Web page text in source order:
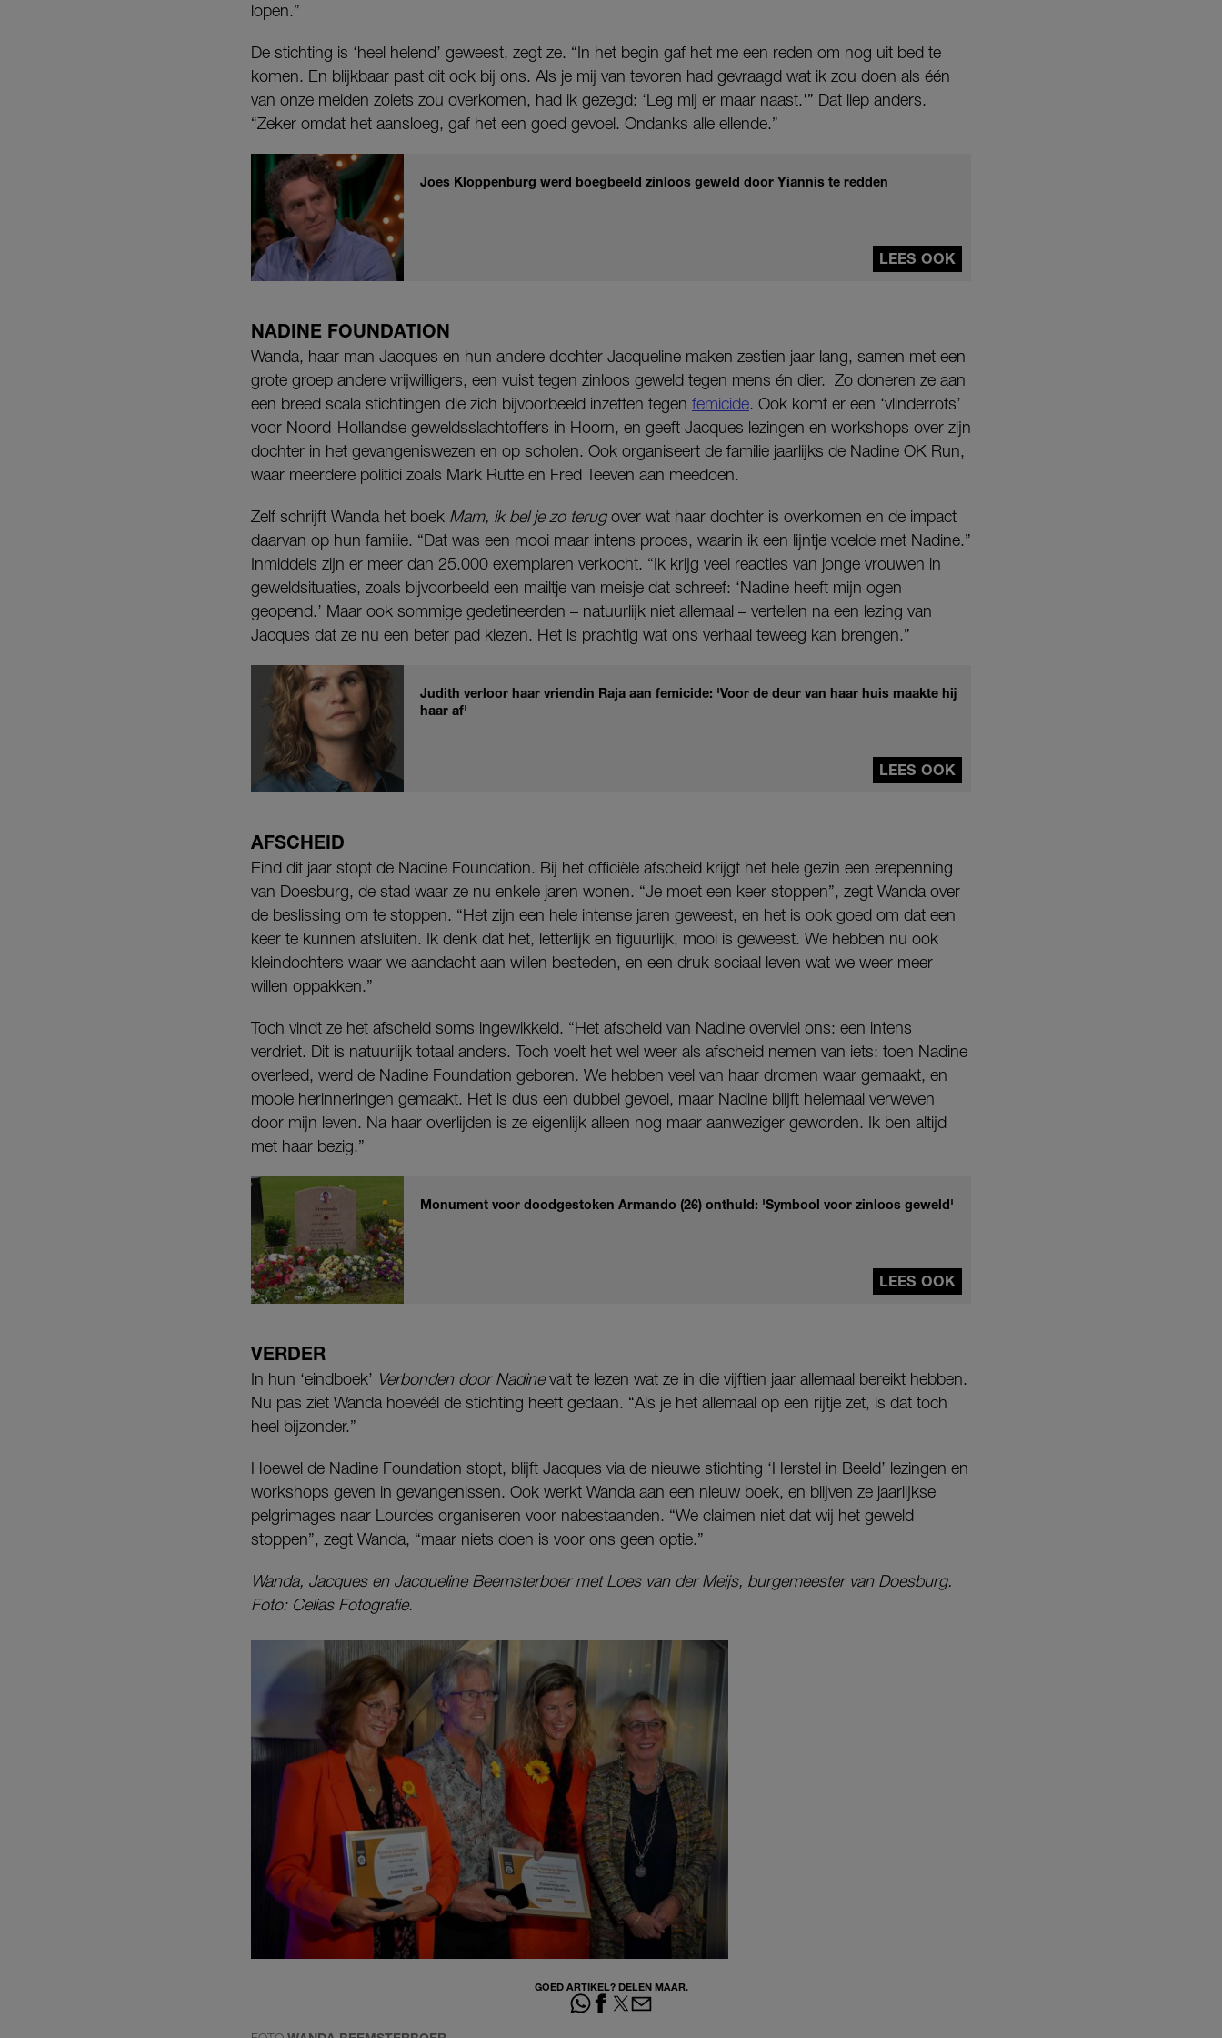
lopen.”
De stichting is ‘heel helend’ geweest, zegt ze. “In het begin gaf het me een reden om nog uit bed te
komen. En blijkbaar past dit ook bij ons. Als je mij van tevoren had gevraagd wat ik zou doen als één
van onze meiden zoiets zou overkomen, had ik gezegd: ‘Leg mij er maar naast.'” Dat liep anders.
“Zeker omdat het aansloeg, gaf het een goed gevoel. Ondanks alle ellende.”
Joes Kloppenburg werd boegbeeld zinloos geweld door Yiannis te redden
LEES OOK
NADINE FOUNDATION
Wanda, haar man Jacques en hun andere dochter Jacqueline maken zestien jaar lang, samen met een
grote groep andere vrijwilligers, een vuist tegen zinloos geweld tegen mens én dier. Zo doneren ze aan
een breed scala stichtingen die zich bijvoorbeeld inzetten tegen femicide. Ook komt er een ‘vlinderrots’
voor Noord-Hollandse geweldsslachtoffers in Hoorn, en geeft Jacques lezingen en workshops over zijn
dochter in het gevangeniswezen en op scholen. Ook organiseert de familie jaarlijks de Nadine OK Run,
waar meerdere politici zoals Mark Rutte en Fred Teeven aan meedoen.
Zelf schrijft Wanda het boek Mam, ik bel je zo terugover wat haar dochter is overkomen en de impact
daarvan op hun familie. “Dat was een mooi maar intens proces, waarin ik een lijntje voelde met Nadine.”
Inmiddels zijn er meer dan 25.000 exemplaren verkocht. “Ik krijg veel reacties van jonge vrouwen in
geweldsituaties, zoals bijvoorbeeld een mailtje van meisje dat schreef: ‘Nadine heeft mijn ogen
geopend.’ Maar ook sommige gedetineerden – natuurlijk niet allemaal – vertellen na een lezing van
Jacques dat ze nu een beter pad kiezen. Het is prachtig wat ons verhaal teweeg kan brengen.”
Judith verloor haar vriendin Raja aan femicide: 'Voor de deur van haar huis maakte hij
haar af'
LEES OOK
AFSCHEID
Eind dit jaar stopt de Nadine Foundation. Bij het officiële afscheid krijgt het hele gezin een erepenning
van Doesburg, de stad waar ze nu enkele jaren wonen. “Je moet een keer stoppen”, zegt Wanda over
de beslissing om te stoppen. “Het zijn een hele intense jaren geweest, en het is ook goed om dat een
keer te kunnen afsluiten. Ik denk dat het, letterlijk en figuurlijk, mooi is geweest. We hebben nu ook
kleindochters waar we aandacht aan willen besteden, en een druk sociaal leven wat we weer meer
willen oppakken.”
Toch vindt ze het afscheid soms ingewikkeld. “Het afscheid van Nadine overviel ons: een intens
verdriet. Dit is natuurlijk totaal anders. Toch voelt het wel weer als afscheid nemen van iets: toen Nadine
overleed, werd de Nadine Foundation geboren. We hebben veel van haar dromen waar gemaakt, en
mooie herinneringen gemaakt. Het is dus een dubbel gevoel, maar Nadine blijft helemaal verweven
door mijn leven. Na haar overlijden is ze eigenlijk alleen nog maar aanweziger geworden. Ik ben altijd
met haar bezig.”
Monument voor doodgestoken Armando (26) onthuld: 'Symbool voor zinloos geweld'
LEES OOK
VERDER
In hun ‘eindboek’ Verbonden door Nadinevalt te lezen wat ze in die vijftien jaar allemaal bereikt hebben.
Nu pas ziet Wanda hoevéél de stichting heeft gedaan. “Als je het allemaal op een rijtje zet, is dat toch
heel bijzonder.”
Hoewel de Nadine Foundation stopt, blijft Jacques via de nieuwe stichting ‘Herstel in Beeld’ lezingen en
workshops geven in gevangenissen. Ook werkt Wanda aan een nieuw boek, en blijven ze jaarlijkse
pelgrimages naar Lourdes organiseren voor nabestaanden. “We claimen niet dat wij het geweld
stoppen”, zegt Wanda, “maar niets doen is voor ons geen optie.”
Wanda, Jacques en Jacqueline Beemsterboer met Loes van der Meijs, burgemeester van Doesburg.
Foto: Celias Fotografie.
GOED ARTIKEL? DELEN MAAR.